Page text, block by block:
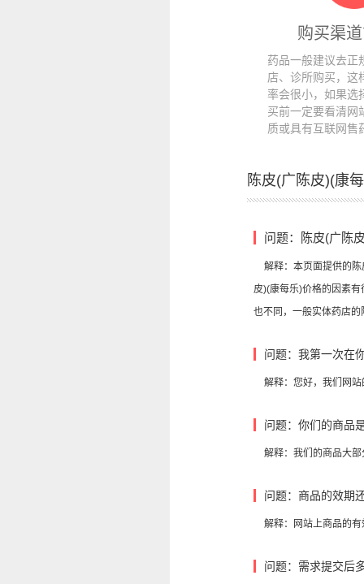
购买渠
药品一般建议去正
店、诊所购买，这
率会很小，如果选
买前一定要看清网
质或具有互联网售
陈皮(广陈皮)(康
问题：陈皮(广陈
解释：本页面提供的
皮)(康每乐)价格的因素
也不同，一般实体药店
问题：我第一次在
解释：您好，我们网
问题：你们的商品
解释：我们的商品大
问题：商品的效期
解释：网站上商品的
问题：需求提交后